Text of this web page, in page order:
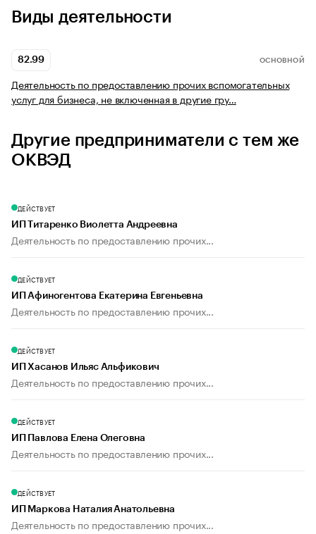
Виды деятельности
82.99 ОСНОВНОЙ
Деятельность по предоставлению прочих вспомогательных
услуг для бизнеса, не включенная в другие гру…
Другие предприниматели с тем же
ОКВЭД
ДЕЙСТВУЕТ
ИП Титаренко Виолетта Андреевна
Деятельность по предоставлению прочих...
ДЕЙСТВУЕТ
ИП Афиногентова Екатерина Евгеньевна
Деятельность по предоставлению прочих...
ДЕЙСТВУЕТ
ИП Хасанов Ильяс Альфикович
Деятельность по предоставлению прочих...
ДЕЙСТВУЕТ
ИП Павлова Елена Олеговна
Деятельность по предоставлению прочих...
ДЕЙСТВУЕТ
ИП Маркова Наталия Анатольевна
Деятельность по предоставлению прочих...